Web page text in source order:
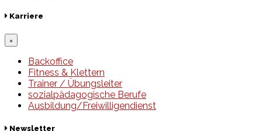
Karriere
×
Backoffice
Fitness & Klettern
Trainer / Übungsleiter
sozialpädagogische Berufe
Ausbildung/Freiwilligendienst
Newsletter